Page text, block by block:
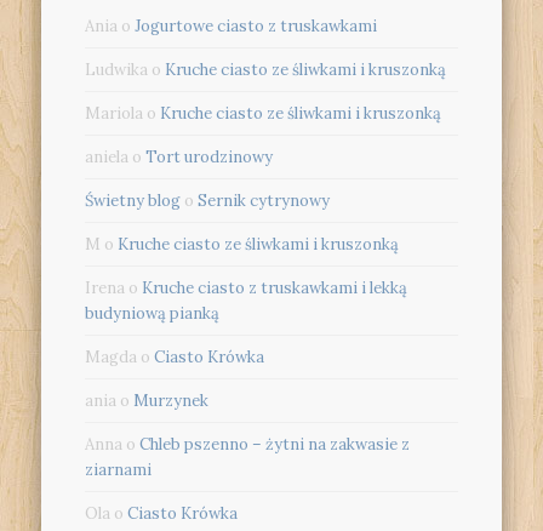
Ania oJogurtowe ciasto z truskawkami
Ludwika o Kruche ciasto ze śliwkami i kruszonką
Mariola o Kruche ciasto ze śliwkami i kruszonką
aniela oTort urodzinowy
Świetny blog oSernik cytrynowy
M o Kruche ciasto ze śliwkami i kruszonką
Irena o Kruche ciasto z truskawkami i lekką
budyniową pianką
Magda oCiasto Krówka
ania o Murzynek
Anna oChleb pszenno – żytni na zakwasie z
ziarnami
Ola oCiasto Krówka